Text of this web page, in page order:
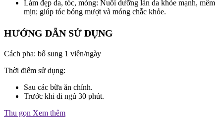
Làm đẹp da, tóc, móng: Nuôi dưỡng làn da khỏe mạnh, mềm
mịn; giúp tóc bóng mượt và móng chắc khỏe.
HƯỚNG DẪN SỬ DỤNG
Cách pha: bổ sung 1 viên/ngày
Thời điểm sử dụng:
Sau các bữa ăn chính.
Trước khi đi ngủ 30 phút.
Thu gọn Xem thêm